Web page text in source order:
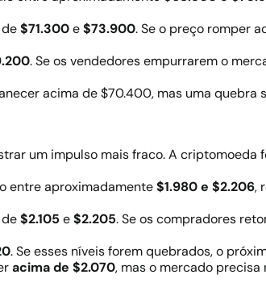
$71.300e$73.900. Se o preço romper
. Se os vendedores empurrarem o
acima de $70.400, mas uma quebra
um impulso mais fraco. A criptomoeda
entre aproximadamente$1.980 e $2.206,
$2.105 e$2.205. Se os compradores
. Se esses níveis forem quebrados, o
acima de $2.070, mas o mercado precisa